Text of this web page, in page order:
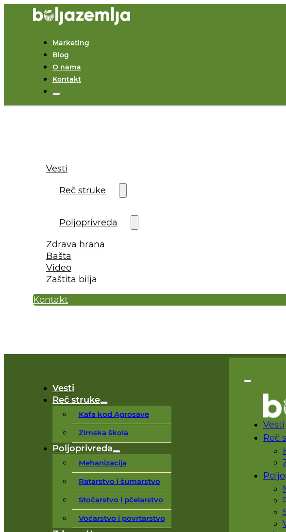
Marketing
Blog
O nama
Kontakt
Vesti
Reč struke
Poljoprivreda
Zdrava hrana
Bašta
Video
Zaštita bilja
Kontakt
Vesti
Reč struke
Kafa kod Agrosave
Zimska škola
Poljoprivreda
Mehanizacija
Ratarstvo i šumarstvo
Stočarstvo i pčelarstvo
Voćarstvo i povrtarstvo
Vesti
Reč